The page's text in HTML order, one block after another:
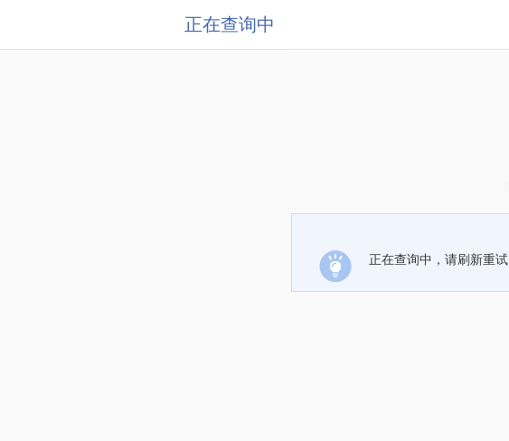
正在查询中
正在查询中，请刷新重试